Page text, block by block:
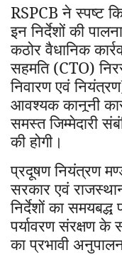
RSPCB ने स्पष्ट
इन निर्देशों की
कठोर वैधानिक
सहमति (CTO)
निवारण एवं
आवश्यक कानूनी
समस्त जिम्मेदारी
की होगी।
प्रदूषण नियंत्रण
सरकार एवं
निर्देशों का
पर्यावरण संरक्षण के
का प्रभावी